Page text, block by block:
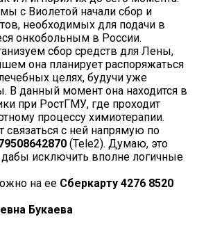
с Виолетой начали сбор и
необходимых для подачи в
онкобольным в России.
сбор средств для Лены,
она планирует распоряжаться
целях, будучи уже
В данный момент она находится в
при РостГМУ, где проходит
процессу химиотерапии.
с ней напрямую по
(Tele2). Думаю, это
исключить вполне логичные
на ее Сберкарту 4276 8520
Букаева